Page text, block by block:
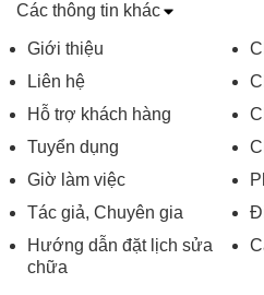
Các thông tin khác
Giới thiệu
Liên hệ
Hỗ trợ khách hàng
Tuyển dụng
Giờ làm việc
Tác giả, Chuyên gia
Hướng dẫn đặt lịch sửa
chữa